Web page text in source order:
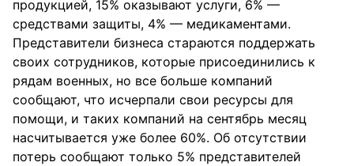
продукцией, 15% оказывают услуги, 6% —
средствами защиты, 4% — медикаментами.
Представители бизнеса стараются поддержать
своих сотрудников, которые присоединились к
рядам военных, но все больше компаний
сообщают, что исчерпали свои ресурсы для
помощи, и таких компаний на сентябрь месяц
насчитывается уже более 60%. Об отсутствии
потерь сообщают только 5% представителей